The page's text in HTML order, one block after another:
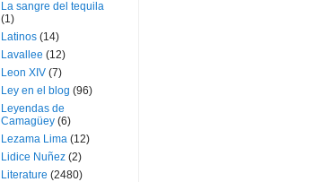
La sangre del tequila
(1)
Latinos (14)
Lavallee (12)
Leon XIV (7)
Ley en el blog (96)
Leyendas de
Camagüey (6)
Lezama Lima (12)
Lidice Nuñez (2)
Literature (2480)